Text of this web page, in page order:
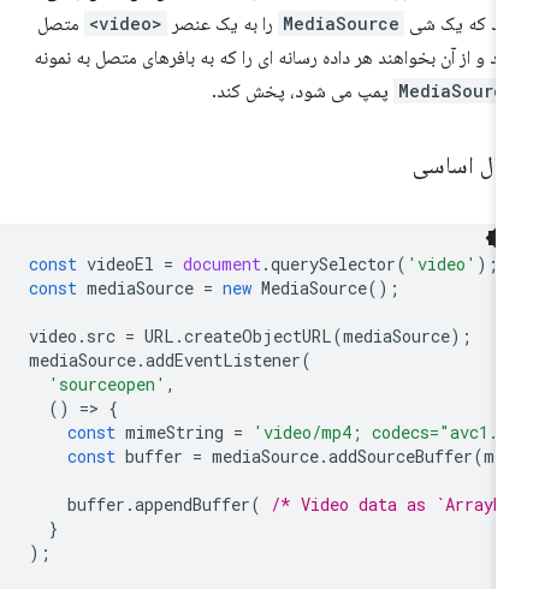
که یک شی MediaSource را به یک عنصر <video>
متصل
و از آن بخواهند هر داده رسانه ای را که به بافرهای متصل به نمونه
پمپ می شود، پخش کند.
اساسی
const videoEl = document.querySelector('video'
const mediaSource = new MediaSource
video. src = URL.createObjectURL(mediaSource
mediaSource.addEventListener
'sourceopen'
() =
const mimeString = 'video/mp4;
const buffer = mediaSource.addSourceBuffer
buffer.appendBuffer( /* Video data as